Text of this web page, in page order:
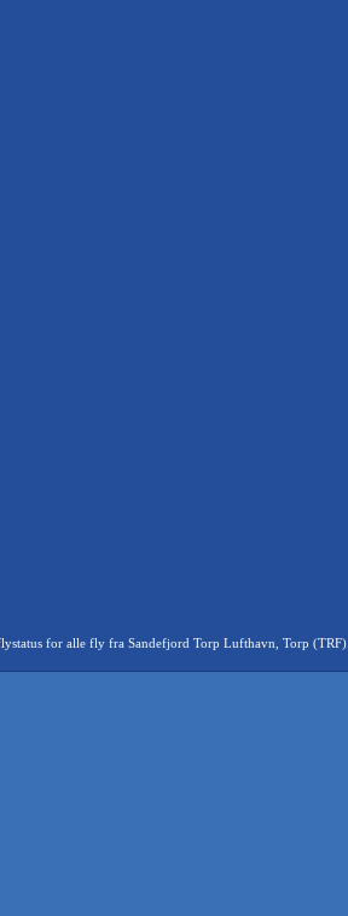
for alle fly fra Sandefjord Torp Lufthavn, Torp (TRF).